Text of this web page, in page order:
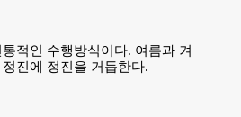
적인 수행방식이다. 여름과 겨
진에 정진을 거듭한다.